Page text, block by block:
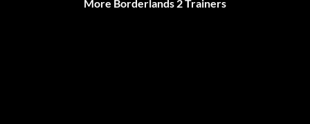
More Borderlands 2 Trainers